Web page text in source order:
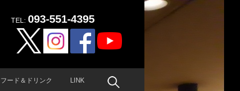
TEL: 093-551-4395
フード＆ドリンク LINK 検